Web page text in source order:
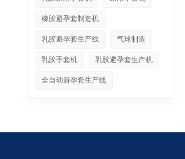
橡胶避孕套制造机
乳胶避孕套生产线
气球制造
乳胶手套机
乳胶避孕套生产机
全自动避孕套生产线